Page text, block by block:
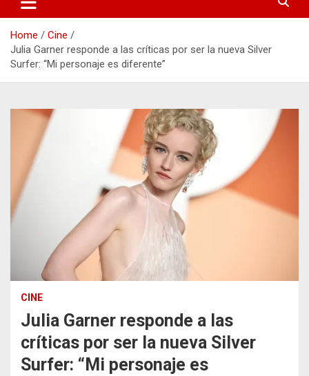
Home
Cine
Julia Garner responde a las críticas por ser la nueva Silver
Surfer: “Mi personaje es diferente”
CINE
Julia Garner responde a las
críticas por ser la nueva Silver
Surfer: “Mi personaje es